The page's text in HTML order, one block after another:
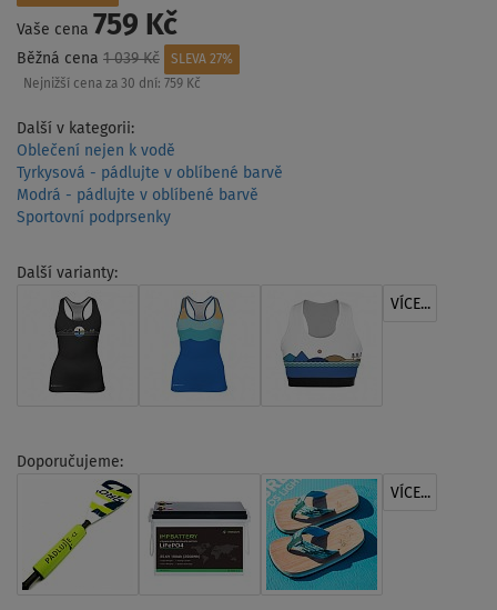
Vaše cena 759 Kč
Běžná cena 1 039 Kč
SLEVA 27%
Nejnižší cena za 30 dní: 759 Kč
Další v kategorii:
Oblečení nejen k vodě
Tyrkysová - pádlujte v oblíbené barvě
Modrá - pádlujte v oblíbené barvě
Sportovní podprsenky
Další varianty:
VÍCE...
Doporučujeme:
VÍCE...